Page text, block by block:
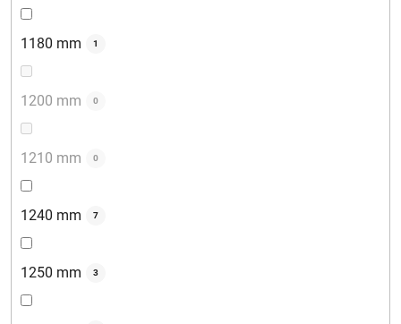
1180 mm 1
1200 mm 0
1210 mm 0
1240 mm 7
1250 mm 3